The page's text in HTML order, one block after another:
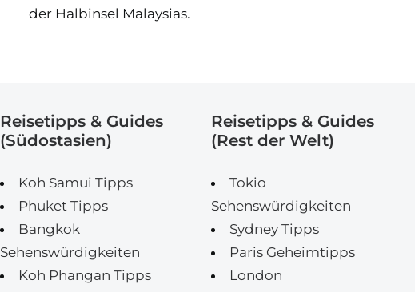
der Halbinsel Malaysias.
Reisetipps & Guides
(Südostasien)
Koh Samui Tipps
Phuket Tipps
Bangkok
Sehenswürdigkeiten
Koh Phangan Tipps
Reisetipps & Guides
(Rest der Welt)
Tokio
Sehenswürdigkeiten
Sydney Tipps
Paris Geheimtipps
London